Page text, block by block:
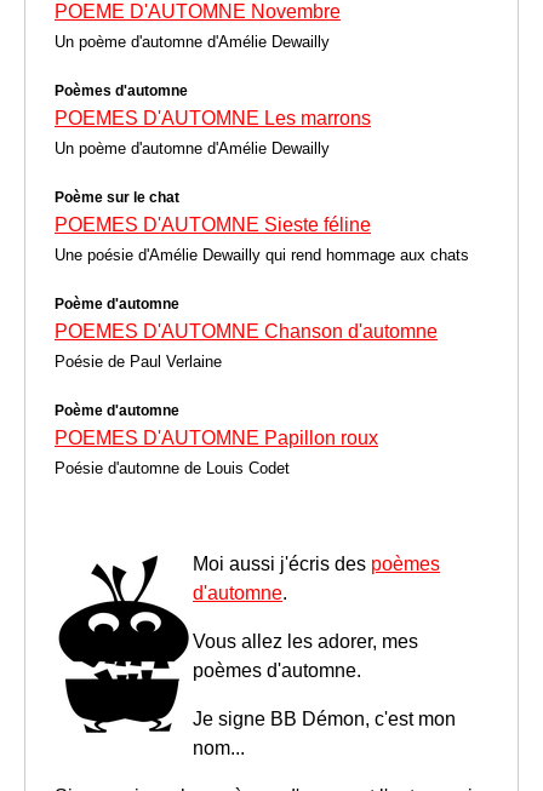
POEME D'AUTOMNE Novembre
Un poème d'automne d'Amélie Dewailly
Poèmes d'automne
POEMES D'AUTOMNE Les marrons
Un poème d'automne d'Amélie Dewailly
Poème sur le chat
POEMES D'AUTOMNE Sieste féline
Une poésie d'Amélie Dewailly qui rend hommage aux chats
Poème d'automne
POEMES D'AUTOMNE Chanson d'automne
Poésie de Paul Verlaine
Poème d'automne
POEMES D'AUTOMNE Papillon roux
Poésie d'automne de Louis Codet
Moi aussi j'écris des poèmes
d'automne.
Vous allez les adorer, mes
poèmes d'automne.
Je signe BB Démon, c'est mon
nom...